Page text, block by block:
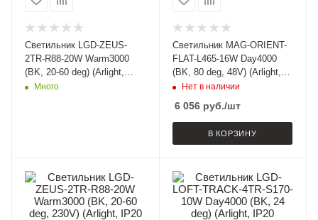
Светильник LGD-ZEUS-
2TR-R88-20W Warm3000
(BK, 20-60 deg) (Arlight,
IP20 Металл, 3 года)
Много
Светильник MAG-ORIENT-
FLAT-L465-16W Day4000
(BK, 80 deg, 48V) (Arlight,
IP20 Металл, 5 лет)
Нет в наличии
6 056руб./шт
В КОРЗИНУ